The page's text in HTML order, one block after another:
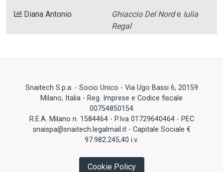
Diana Antonio Ghiaccio Del Norde Iulia
Regal
Snaitech S.p.a. - Socio Unico - Via Ugo Bassi 6, 20159
Milano, Italia - Reg. Imprese e Codice fiscale
00754850154
R.E.A. Milano n. 1584464 - P.Iva 01729640464 - PEC
snaispa@snaitech.legalmail.it - Capitale Sociale €
97.982.245,40 i.v.
Cookie Policy